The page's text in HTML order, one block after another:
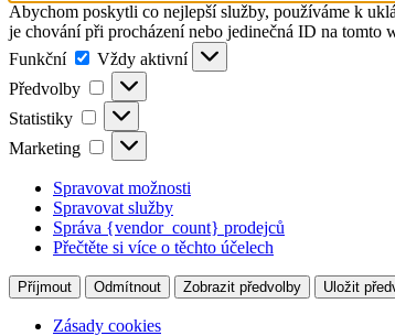
Abychom poskytli co nejlepší služby, používáme k
je chování při procházení nebo jedinečná ID na tomto
Funkční
Funkční
Vždy aktivní
Předvolby
Předvolby
Statistiky Statistiky
Marketing Marketing
Spravovat možnosti
Spravovat služby
Správa {vendor_count} prodejců
Přečtěte si více o těchto účelech
Příjmout Odmítnout Zobrazit předvolby Uložit
Zásady cookies